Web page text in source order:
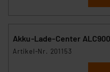
Akku-Lade-Center
Artikel-Nr. 201153